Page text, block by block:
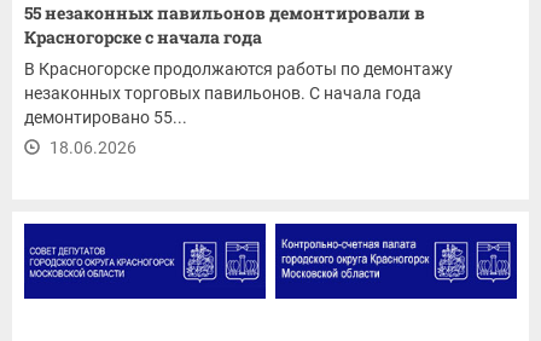
55 незаконных павильонов демонтировали в
Красногорске с начала года
В Красногорске продолжаются работы по демонтажу
незаконных торговых павильонов. С начала года
демонтировано 55...
18.06.2026